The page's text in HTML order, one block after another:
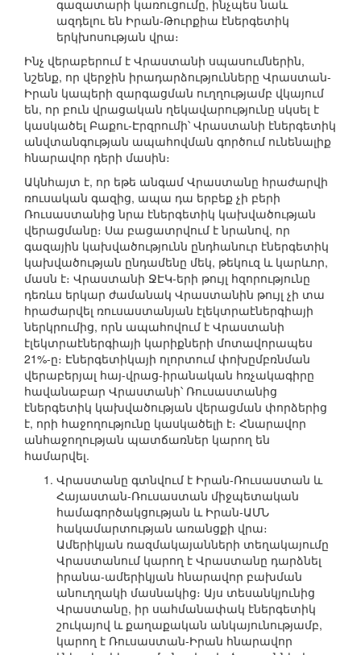
գազատարի կառուցումը, ինչպես նաև
ազդելու են Իրան-Թուրքիա էներգետիկ
երկխոսության վրա։
Ինչ վերաբերում է Վրաստանի սպասումներին,
նշենք, որ վերջին իրադարձությունները Վրաստան-
Իրան կապերի զարգացման ուղղությամբ վկայում
են, որ բուն վրացական ղեկավարությունը սկսել է
կասկածել Բաքու-Էրզրումի՝ Վրաստանի էներգետիկ
անվտանգության ապահովման գործում ունենալիք
հնարավոր դերի մասին։
Ակնհայտ է, որ եթե անգամ Վրաստանը հրաժարվի
ռուսական գազից, ապա դա երբեք չի բերի
Ռուսաստանից նրա էներգետիկ կախվածության
վերացմանը։ Սա բացատրվում է նրանով, որ
գազային կախվածությունն ընդհանուր էներգետիկ
կախվածության ընդամենը մեկ, թեկուզ և կարևոր,
մասն է։ Վրաստանի ՋԷԿ-երի թույլ հզորությունը
դեռևս երկար ժամանակ Վրաստանին թույլ չի տա
հրաժարվել ռուսաստանյան էլեկտրաէներգիայի
ներկրումից, որն ապահովում է Վրաստանի
էլեկտրաէներգիայի կարիքների մոտավորապես
21%-ը։ Էներգետիկայի ոլորտում փոխըմբռնման
վերաբերյալ հայ-վրաց-իրանական հռչակագիրը
հավանաբար Վրաստանի՝ Ռուսաստանից
էներգետիկ կախվածության վերացման փորձերից
է, որի հաջողությունը կասկածելի է։ Հնարավոր
անհաջողության պատճառներ կարող են
համարվել.
Վրաստանը գտնվում է Իրան-Ռուսաստան և
Հայաստան-Ռուսաստան միջպետական
համագործակցության և Իրան-ԱՄՆ
հակամարտության առանցքի վրա։
Ամերիկյան ռազմակայանների տեղակայումը
Վրաստանում կարող է Վրաստանը դարձնել
իրանա-ամերիկյան հնարավոր բախման
անուղղակի մասնակից։ Այս տեսանկյունից
Վրաստանը, իր սահմանափակ էներգետիկ
շուկայով և քաղաքական անկայունությամբ,
կարող է Ռուսաստան-Իրան հնարավոր